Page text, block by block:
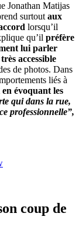
Jonathan Matijas
surtout aux
lorsqu’il
qu’il préfère
lui parler
accessible
de photos. Dans
liés à
évoquant les
qui dans la rue,
professionnelle”,
coup de